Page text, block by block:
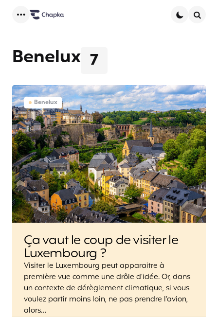
7
Benelux
Benelux
Ça vaut le coup de visiter le
Luxembourg ?
Visiter le Luxembourg peut apparaitre à
première vue comme une drôle d’idée. Or, dans
un contexte de dérèglement climatique, si vous
voulez partir moins loin, ne pas prendre l’avion,
alors…